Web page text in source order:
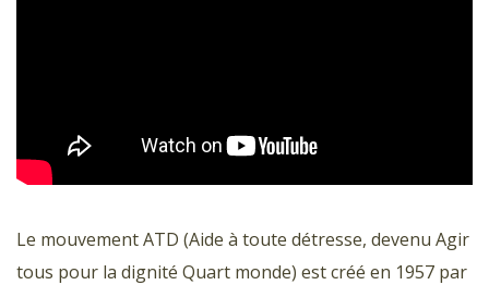
Le mouvement ATD (Aide à toute détresse, devenu Agir
tous pour la dignité Quart monde) est créé en 1957 par